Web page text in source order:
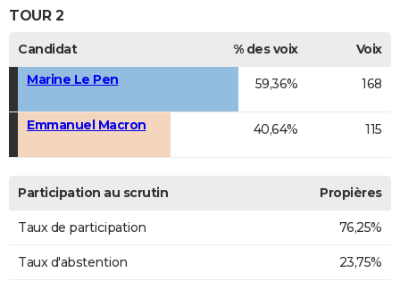
FORUM
Bricolage
Culture
Television
Voyage
TOUR 2
Candidat % des voix
Voix
Marine Le Pen
59,36% 168
Emmanuel Macron 40,64% 115
Participation au scrutin Propières
Taux de participation 76,25%
Taux d'abstention 23,75%